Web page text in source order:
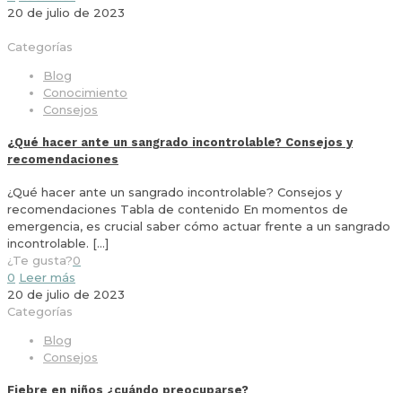
20 de julio de 2023
Categorías
Blog
Conocimiento
Consejos
¿Qué hacer ante un sangrado incontrolable? Consejos y
recomendaciones
¿Qué hacer ante un sangrado incontrolable? Consejos y
recomendaciones Tabla de contenido En momentos de
emergencia, es crucial saber cómo actuar frente a un sangrado
incontrolable. […]
¿Te gusta?0
0 Leer más
20 de julio de 2023
Categorías
Blog
Consejos
Fiebre en niños ¿cuándo preocuparse?